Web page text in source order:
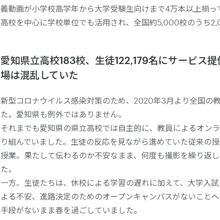
義動画が小学校高学年から大学受験生向けまで4万本以上揃っ
高校を中心に学校単位でも活用され、全国約5,000校のうち
愛知県立高校183校、生徒122,179名にサービス
場は混乱していた
新型コロナウイルス感染対策のため、2020年3月より全国の
た。愛知県も例外ではありません。
それまでも愛知県の県立高校では自主的に、教員によるオン
り組んでいました。生徒の反応を見ながら進めていた従来の
授業。果たして伝わるのか不安なまま、何度も撮影を繰り返
た。
一方、生徒たちは、休校による学習の遅れに加えて、大学入
よる不安、進路決定のためのオープンキャンパスがないこと
手段がないまま春を過ごしていました。